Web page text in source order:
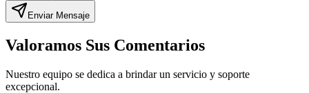
Enviar Mensaje
Valoramos Sus Comentarios
Nuestro equipo se dedica a brindar un servicio y soporte
excepcional.